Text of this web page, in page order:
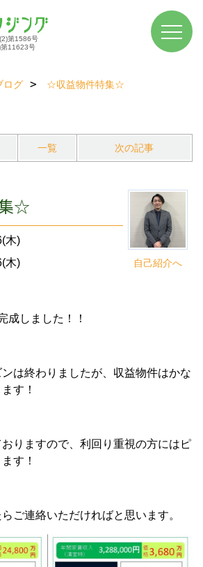
第1586号
11623号
ログ ☆収益物件特集☆
一覧 次の記事
自己紹介へ
☆
木)
木)
成しました！！
は終わりましたが、収益物件はかな
す！
りますので、利回り重視の方にはピ
す！
ご連絡いただければと思います。